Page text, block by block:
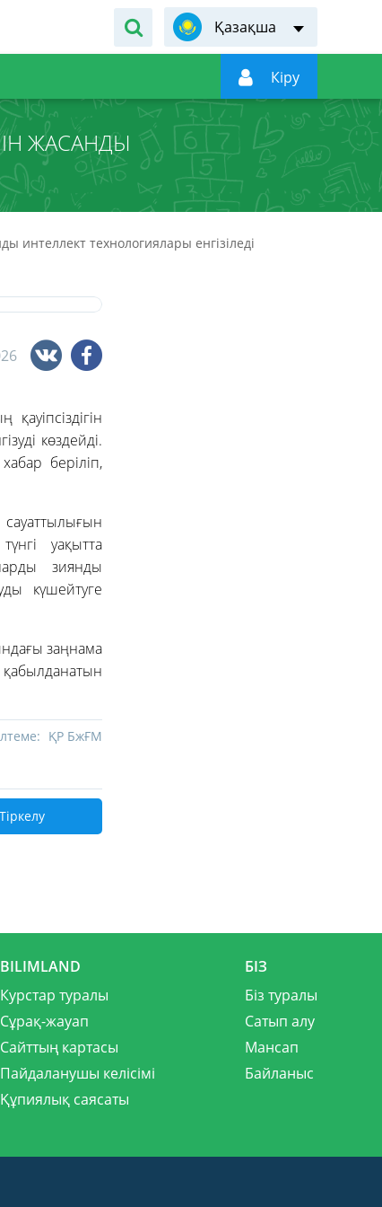
Қазақша
 Кiру
ЖАСАНДЫ
интеллект технологиялары енгізіледі
көздейді.
беріліп,
уақытта
зиянды
күшейтуге
заңнама
ҚР БжҒМ
Тіркелу
BILIMLAND
Курстар туралы
Сұрақ-жауап
Сайттың картасы
Пайдаланушы келісімі
Құпиялық саясаты
БІЗ
Біз туралы
Сатып алу
Мансап
Байланыс